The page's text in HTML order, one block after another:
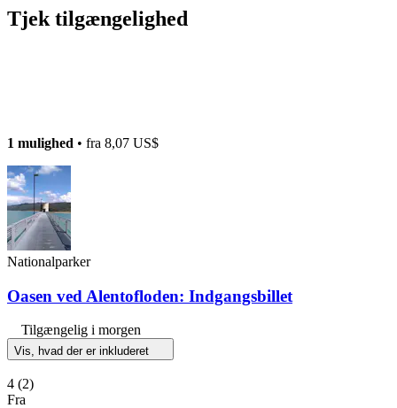
Tjek tilgængelighed
1 mulighed • fra 8,07 US$
Nationalparker
Oasen ved Alentofloden: Indgangsbillet
Tilgængelig i morgen
Vis, hvad der er inkluderet
4 (2)
Fra